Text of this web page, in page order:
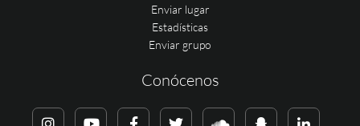
Enviar lugar
Estadísticas
Enviar grupo
Conócenos